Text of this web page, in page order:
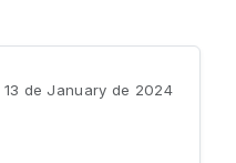
13 de January de 2024